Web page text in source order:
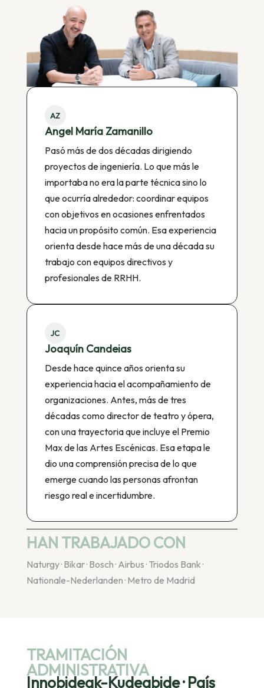
AZ
Angel María Zamanillo
Pasó más de dos décadas dirigiendo
proyectos de ingeniería. Lo que más le
importaba no era la parte técnica sino lo
que ocurría alrededor: coordinar equipos
con objetivos en ocasiones enfrentados
hacia un propósito común. Esa experiencia
orienta desde hace más de una década su
trabajo con equipos directivos y
profesionales de RRHH.
JC
Joaquín Candeias
Desde hace quince años orienta su
experiencia hacia el acompañamiento de
organizaciones. Antes, más de tres
décadas como director de teatro y ópera,
con una trayectoria que incluye el Premio
Max de las Artes Escénicas. Esa etapa le
dio una comprensión precisa de lo que
emerge cuando las personas afrontan
riesgo real e incertidumbre.
HAN TRABAJADO CON
Naturgy · Bikar · Bosch · Airbus · Triodos Bank ·
Nationale-Nederlanden · Metro de Madrid
TRAMITACIÓN
ADMINISTRATIVA
Innobideak-Kudeabide · País